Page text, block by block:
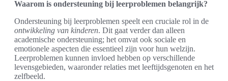
Waarom is ondersteuning bij leerproblemen belangrijk?
Ondersteuning bij leerproblemen speelt een cruciale rol in de
ontwikkeling van kinderen. Dit gaat verder dan alleen
academische ondersteuning; het omvat ook sociale en
emotionele aspecten die essentieel zijn voor hun welzijn.
Leerproblemen kunnen invloed hebben op verschillende
levensgebieden, waaronder relaties met leeftijdsgenoten en het
zelfbeeld.